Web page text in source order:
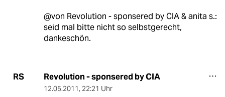
@von Revolution - sponsered by CIA & anita s.:
seid mal bitte nicht so selbstgerecht,
dankeschön.
RS Revolution - sponsered by CIA
12.05.2011, 22:21 Uhr